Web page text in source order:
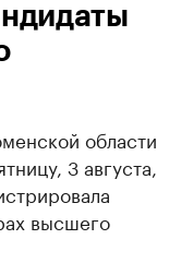
области
3 августа,
высшего